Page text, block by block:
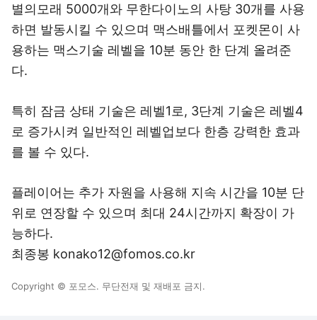
별의모래 5000개와 무한다이노의 사탕 30개를 사용
하면 발동시킬 수 있으며 맥스배틀에서 포켓몬이 사
용하는 맥스기술 레벨을 10분 동안 한 단계 올려준
다.
특히 잠금 상태 기술은 레벨1로, 3단계 기술은 레벨4
로 증가시켜 일반적인 레벨업보다 한층 강력한 효과
를 볼 수 있다.
플레이어는 추가 자원을 사용해 지속 시간을 10분 단
위로 연장할 수 있으며 최대 24시간까지 확장이 가
능하다.
최종봉 konako12@fomos.co.kr
Copyright © 포모스. 무단전재 및 재배포 금지.